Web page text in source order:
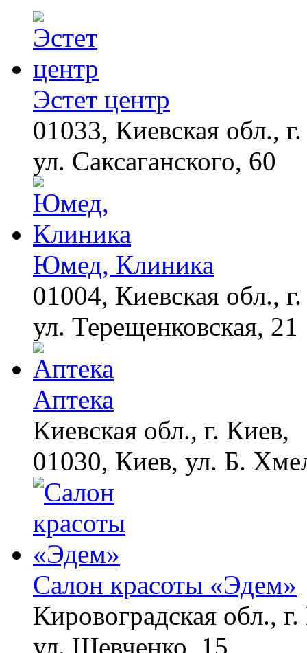
Эстет центр
01033, Киевская обл.,
ул. Саксаганского, 60
Юмед, Клиника
01004, Киевская обл.,
ул. Терещенковская, 21
Аптека
Киевская обл., г. Киев,
01030, Киев, ул. Б.
Салон красоты «Эдем»
Кировоградская обл.,
ул. Шевченко, 15